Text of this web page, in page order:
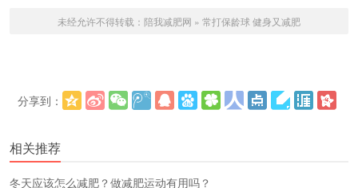
未经允许不得转载： 陪我减肥网 » 常打保龄球 健身又减肥
分享到：
相关推荐
冬天应该怎么减肥？做减肥运动有用吗？